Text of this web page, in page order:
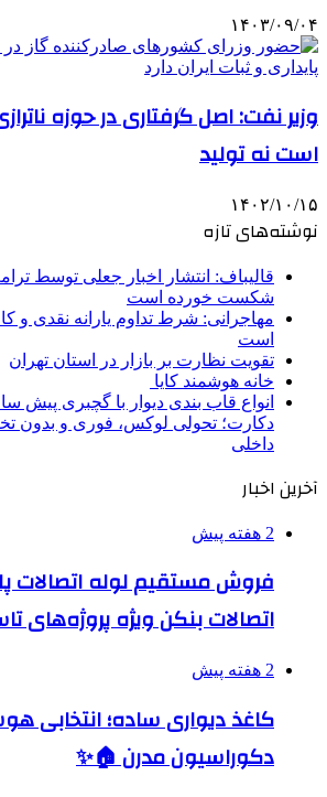
۱۴۰۳/۰۹/۰۴
وزیر نفت: اصل گرفتاری در حوزه
است نه تولید
۱۴۰۲/۱۰/۱۵
نوشته‌های تازه
قالیباف: انتشار اخبار جعلی توسط
شکست خورده است
مهاجرانی: شرط تداوم یارانه نقدی و
است
تقویت نظارت بر بازار در استان تهران
خانه هوشمند کایا
انواع قاب بندی دیوار با گچبری پیش
دکارت؛ تحولی لوکس، فوری و بدون
داخلی
آخرین اخبار
2 هفته پیش
فروش مستقیم لوله اتصالات
اتصالات بنکن ویژه پروژه‌های
2 هفته پیش
کاغذ دیواری ساده؛ انتخابی
دکوراسیون مدرن 🏠✨